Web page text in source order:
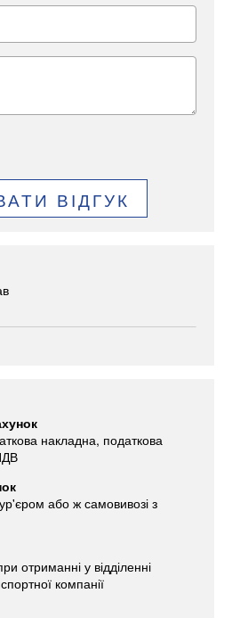
ВІДГУК
накладна, податкова
або ж самовивозі з
отриманні у відділенні
компанії